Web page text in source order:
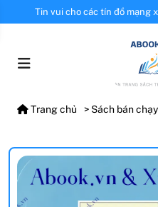
Tin vui cho các tín đồ mạng
tác mới, cung cấp dịch vụ
Trang chủ Sách bán chạy